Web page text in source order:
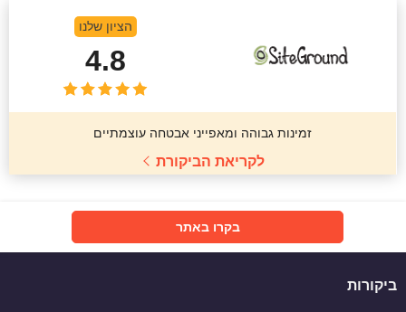
הציון שלנו
4.8
זמינות גבוהה ומאפייני אבטחה עוצמתיים
לקריאת הביקורת
בקרו באתר
ביקורות